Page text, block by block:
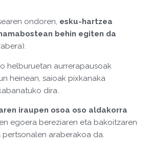
ondoren, esku-hartzea
behin egiten da
helburuetan aurrerapausoak
heinean, saioak pixkanaka
dira.
iraupen osoa oso aldakorra
egoera bereziaren eta bakoitzaren
pertsonalen araberakoa da.